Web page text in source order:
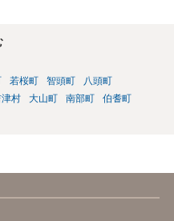
若桜町 智頭町
八頭町
津村 大山町 南部町
伯耆町